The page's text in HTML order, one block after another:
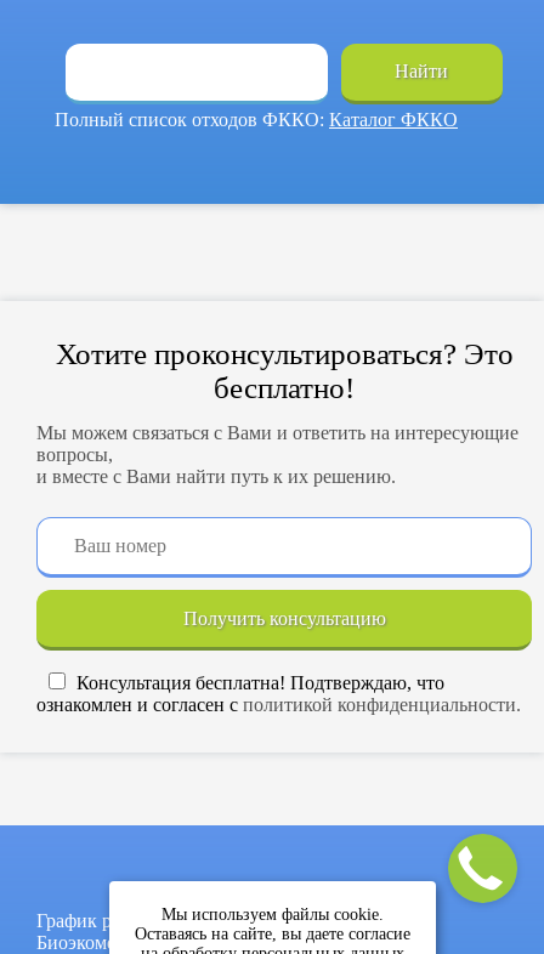
Найти
Полный список отходов ФККО: Каталог ФККО
Хотите проконсультироваться? Это
бесплатно!
Мы можем связаться с Вами и ответить на интересующие
вопросы,
и вместе с Вами найти путь к их решению.
Получить консультацию
Консультация бесплатна! Подтверждаю, что
ознакомлен и согласен с политикой конфиденциальности.
График работы: пон-пят, 9:00-17:00
Биоэкомед - термическое обезвреживание
Мы используем файлы cookie.
Оставаясь на сайте, вы даете согласие